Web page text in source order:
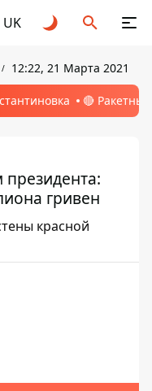
UK
12:22, 21 Марта 2021
🔴
гривен
красной